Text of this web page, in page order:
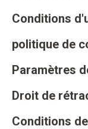
Conditions
politique de
Paramètres
Droit de
Conditions